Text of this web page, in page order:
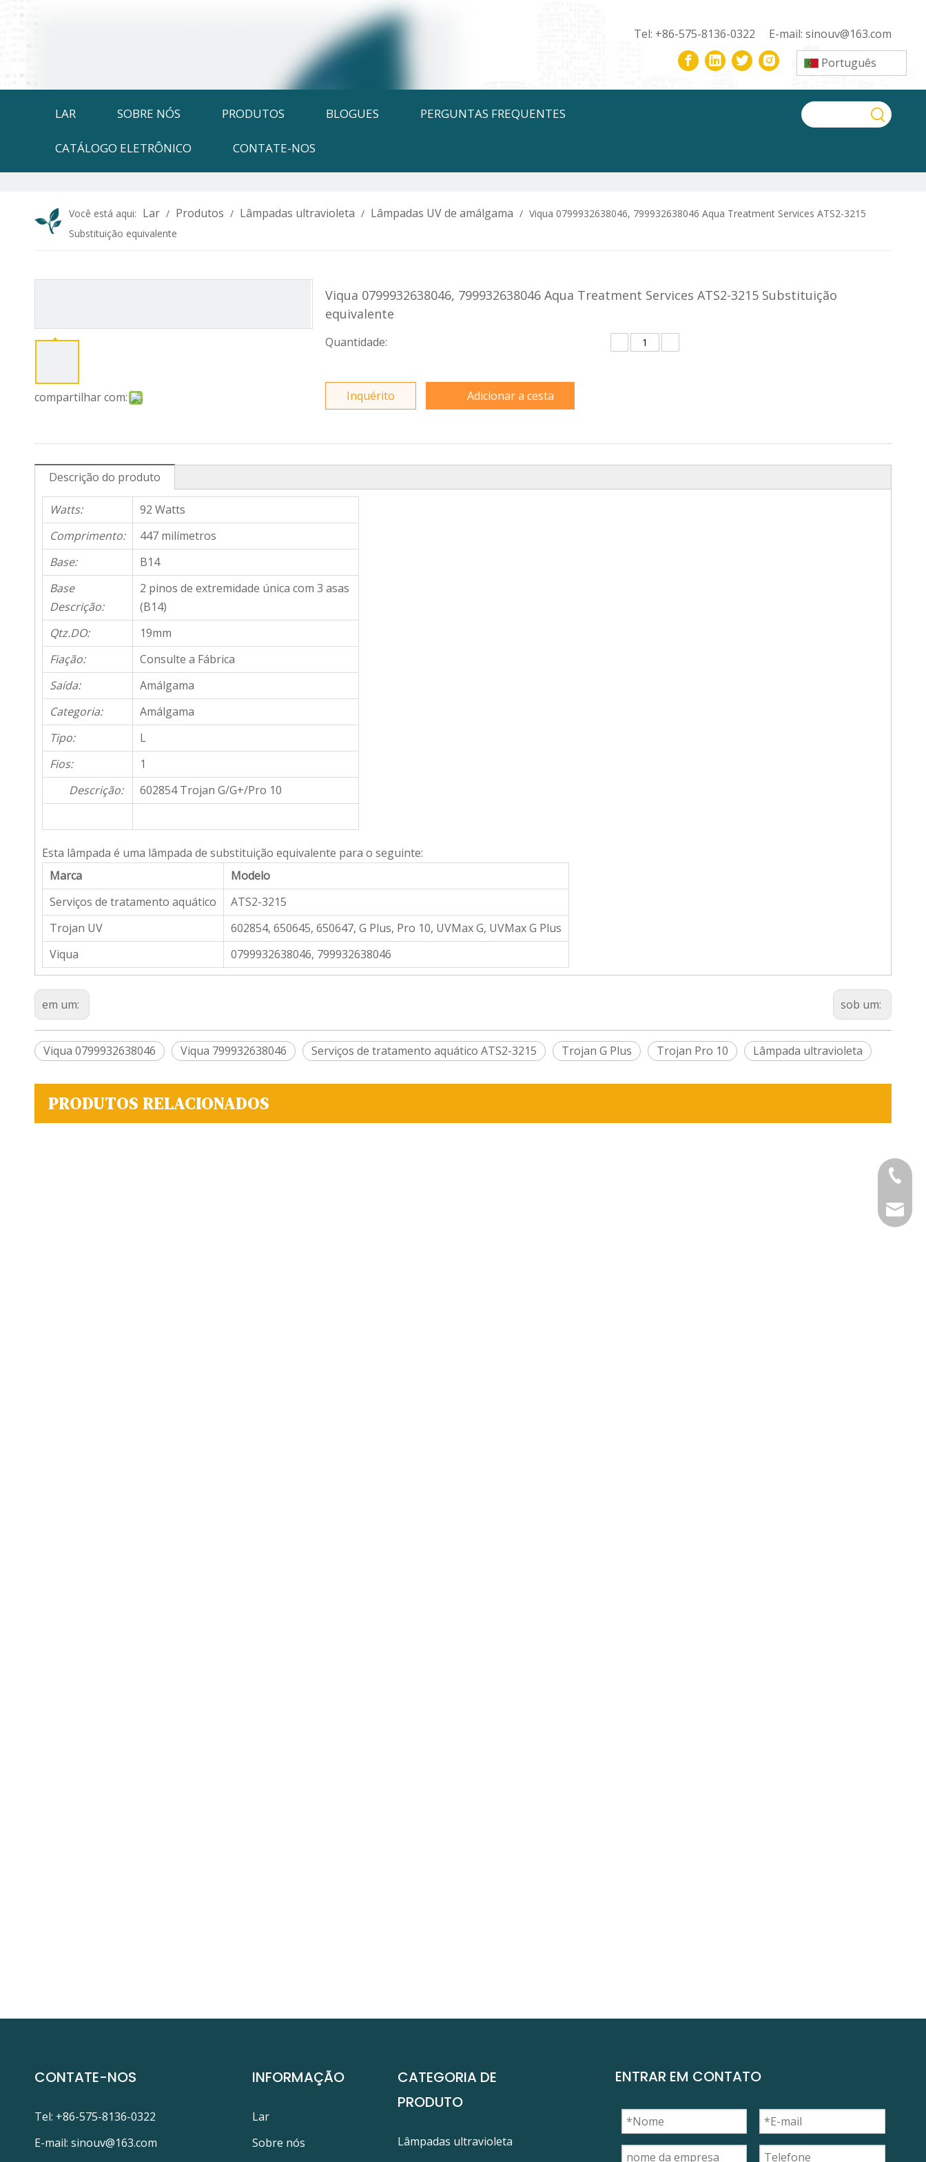
Tel: +86-575-8136-0322 E-mail: sinouv@163.com
Português
LAR SOBRE NÓS PRODUTOS BLOGUES PERGUNTAS FREQUENTES
CATÁLOGO ELETRÔNICO CONTATE-NOS
Você está aqui: Lar / Produtos / Lâmpadas ultravioleta / Lâmpadas UV de amálgama / Viqua 0799932638046, 799932638046 Aqua Treatment Services ATS2-3215
Substituição equivalente
compartilhar com:
Viqua 0799932638046, 799932638046 Aqua Treatment Services ATS2-3215 Substituição
equivalente
Quantidade:
Inquérito Adicionar a cesta
Descrição do produto
Watts:
92 Watts
Comprimento:
447 milímetros
Base:
B14
Base
Descrição:
2 pinos de extremidade única com 3 asas
(B14)
Qtz.DO:
19mm
Fiação:
Consulte a Fábrica
Saída:
Amálgama
Categoria:
Amálgama
Tipo:
L
Fios:
1
Descrição:
602854 Trojan G/G+/Pro 10
Esta lâmpada é uma lâmpada de substituição equivalente para o seguinte:
Marca
Modelo
Serviços de tratamento aquático
ATS2-3215
Trojan UV
602854, 650645, 650647, G Plus, Pro 10, UVMax G, UVMax G Plus
Viqua
0799932638046, 799932638046
em um: sob um:
Viqua 0799932638046 Viqua 799932638046 Serviços de tratamento aquático ATS2-3215 Trojan G Plus Trojan Pro 10 Lâmpada ultravioleta
PRODUTOS RELACIONADOS
CONTATE-NOS
Tel: +86-575-8136-0322
E-mail: sinouv@163.com
+86-
INFORMAÇÃO
Lar
Sobre nós
CATEGORIA DE
PRODUTO
Lâmpadas ultravioleta
ENTRAR EM CONTATO